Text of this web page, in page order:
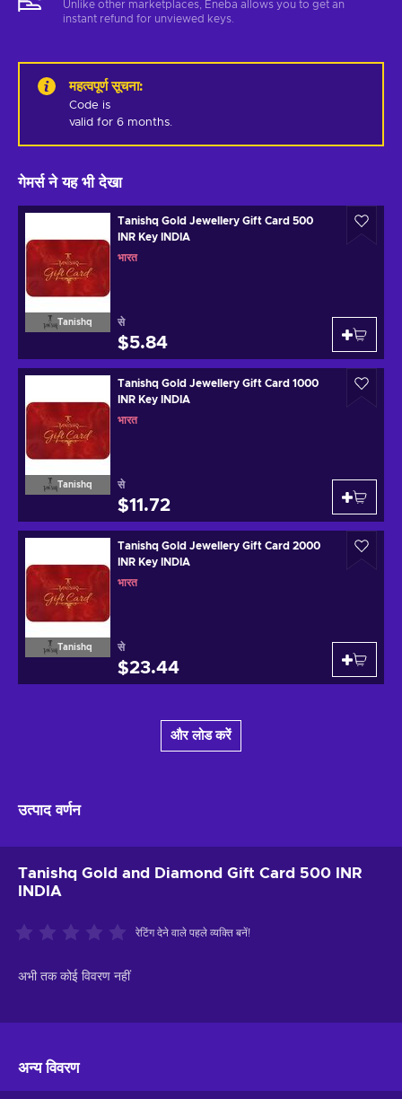
Unlike other marketplaces, Eneba allows you to get an
instant refund for unviewed keys.
महत्वपूर्ण सूचना:
Code is
valid for 6 months.
गेमर्स ने यह भी देखा
Tanishq
Tanishq Gold Jewellery Gift Card 500
INR Key INDIA
भारत
से
$5.84
Tanishq
Tanishq Gold Jewellery Gift Card 1000
INR Key INDIA
भारत
से
$11.72
Tanishq
Tanishq Gold Jewellery Gift Card 2000
INR Key INDIA
भारत
से
$23.44
और लोड करें
उत्पाद वर्णन
Tanishq Gold and Diamond Gift Card 500 INR
INDIA
रेटिंग देने वाले पहले व्यक्ति बनें!
अभी तक कोई विवरण नहीं
अन्य विवरण